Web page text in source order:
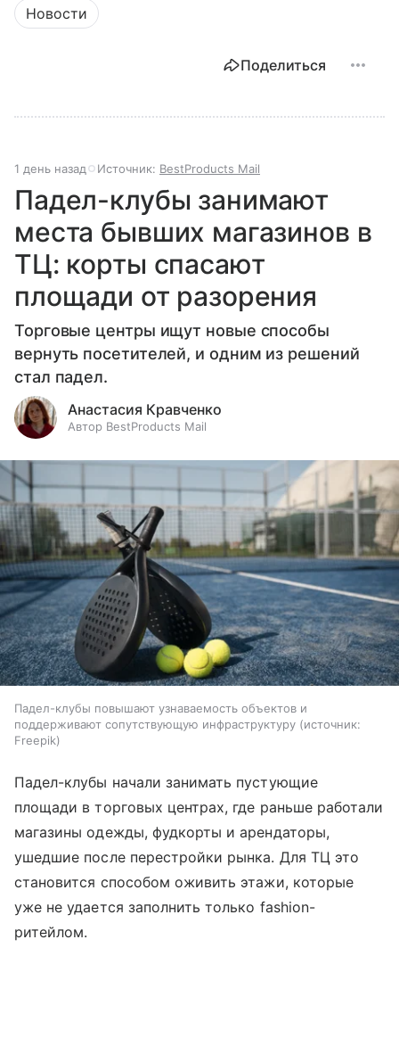
Новости
Поделиться
1 день назад Источник: BestProducts Mail
Падел-клубы занимают
места бывших магазинов в
ТЦ: корты спасают
площади от разорения
Торговые центры ищут новые способы
вернуть посетителей, и одним из решений
стал падел.
Анастасия Кравченко
Автор BestProducts Mail
Падел-клубы повышают узнаваемость объектов и
поддерживают сопутствующую инфраструктуру
источник:
Freepik
Падел-клубы начали занимать пустующие
площади в торговых центрах, где раньше работали
магазины одежды, фудкорты и арендаторы,
ушедшие после перестройки рынка. Для ТЦ это
становится способом оживить этажи, которые
уже не удается заполнить только fashion-
ритейлом.